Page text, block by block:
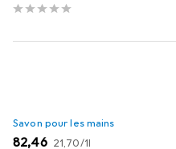
Savon pour les mains
EUR
82,46 EUR
21,70/1l